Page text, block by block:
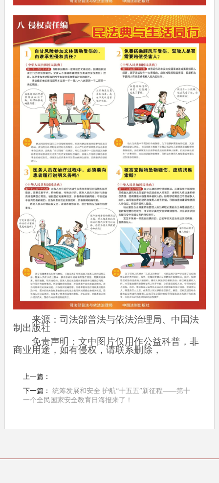
来源：司法部普法与依法治理局、中国法
制出版社
免责声明：文中图片仅用作公益科普，非
商业用途，如有侵权，请联系删除，
上一篇：
下一篇： 统筹发展和安全 护航“十五五”新征程——第十
一个全民国家安全教育日海报来了！